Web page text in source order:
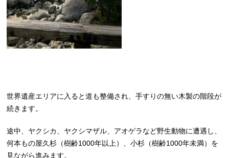
世界遺産エリアに入ると道も整備され、手すりの無い木製の階段が
続きます。
途中、ヤクシカ、ヤクシマザル、アオゲラなど野生動物に遭遇し、
何本もの屋久杉（樹齢1000年以上）、小杉（樹齢1000年未満）を
見ながら進みます。